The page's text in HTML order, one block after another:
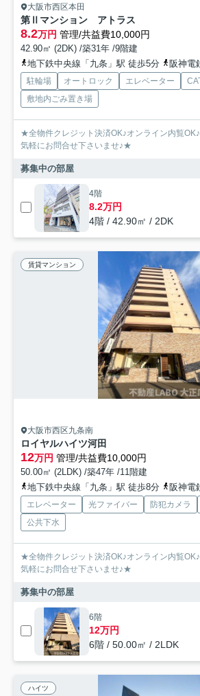
大阪市西区本田
第Ⅱマンション アトラス
8.2万円 管理/共益費10,000円
42.90㎡ (2DK) /築31年 /9階建
地下鉄中央線「九条」駅 徒歩5分
阪神電鉄
駐輪場 オートロック エレベーター
敷地内ごみ置き場
★全物件クレジット決済OK♪オンライン内覧
気軽にお問合せ下さいませ♪★
募集中の部屋
4階
8.2万円
4階 / 42.90㎡ / 2DK
賃貸マンション
大阪市西区九条南
ロイヤルハイツ河田
12万円 管理/共益費10,000円
50.00㎡ (2LDK) /築47年 /11階建
地下鉄中央線「九条」駅 徒歩8分
阪神電鉄
エレベーター 光ファイバー 防犯カメラ
公共下水
★全物件クレジット決済OK♪オンライン内覧
気軽にお問合せ下さいませ♪★
募集中の部屋
6階
12万円
6階 / 50.00㎡ / 2LDK
ハイツ